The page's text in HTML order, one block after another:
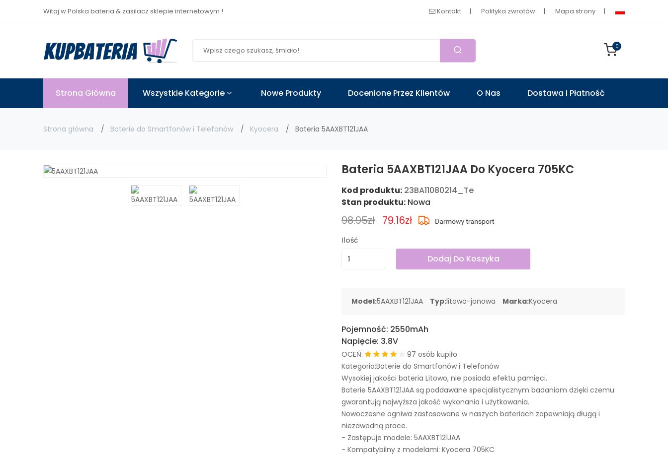
Witaj w Polska bateria & zasilacz sklepie internetowym ! Kontakt Polityka zwrotów Mapa strony
0
Strona Główna Wszystkie Kategorie Nowe Produkty Docenione Przez Klientów O Nas Dostawa I Płatność
Strona główna Baterie do Smartfonów i Telefonów Kyocera Bateria 5AAXBT121JAA
Bateria 5AAXBT121JAA Do Kyocera 705KC
Kod produktu: 23BA11080214_Te
Stan produktu: Nowa
98.95zł 79.16zł
Ilość
Dodaj Do Koszyka
Model:5AAXBT121JAA Typ:litowo-jonowa Marka:Kyocera
Pojemność: 2550mAh
Napięcie: 3.8V
OCEŃ:
97 osób kupiło
Kategoria:Baterie do Smartfonów i Telefonów
Wysokiej jakości bateria Litowo, nie posiada efektu pamięci.
Baterie 5AAXBT121JAA są poddawane specjalistycznym badaniom dzięki czemu
gwarantują najwyższa jakość wykonania i użytkowania.
Nowoczesne ogniwa zastosowane w naszych bateriach zapewniają długą i
niezawodną prace.
- Zastępuje modele: 5AAXBT121JAA
- Kompatybilny z modelami: Kyocera 705KC